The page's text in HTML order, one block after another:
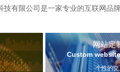
技有限公司是一家专业的互联网品
网站定
Custom
个性的